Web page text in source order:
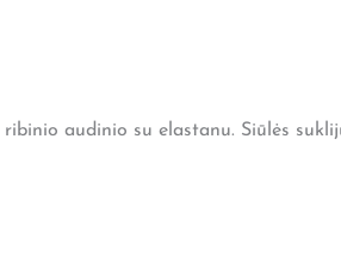
audinio su elastanu. Siūlės